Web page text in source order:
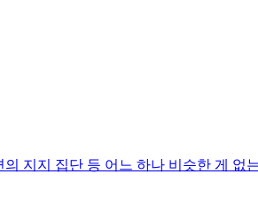
지지 집단 등 어느 하나 비슷한 게 없